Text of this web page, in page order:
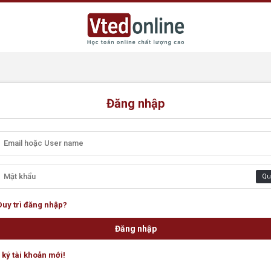
Đăng nhập
trì đăng nhập?
tài khoản mới!